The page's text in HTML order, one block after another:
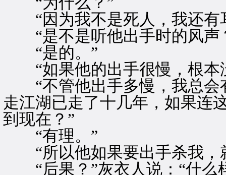
“因为我不是死人，我还有
“是不是听他出手时的风声
“是的。”
“如果他的出手很慢，根本
“不管他出手多慢，我总会
走江湖已走了十几年，如果连
到现在？”
“有理。”
“所以他如果要出手杀我，
“后果？”灰衣人说：“什么